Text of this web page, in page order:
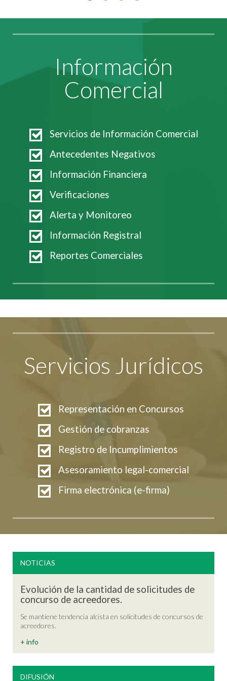
Información
Comercial
Servicios de Información Comercial
Antecedentes Negativos
Información Financiera
Verificaciones
Alerta y Monitoreo
Información Registral
Reportes Comerciales
Servicios Jurídicos
Representación en Concursos
Gestión de cobranzas
Registro de Incumplimientos
Asesoramiento legal-comercial
Firma electrónica (e-firma)
NOTICIAS
Evolución de la cantidad de solicitudes de
concurso de acreedores.
Se mantiene tendencia alcista en solicitudes de concursos de
acreedores.
+ info
DIFUSIÓN